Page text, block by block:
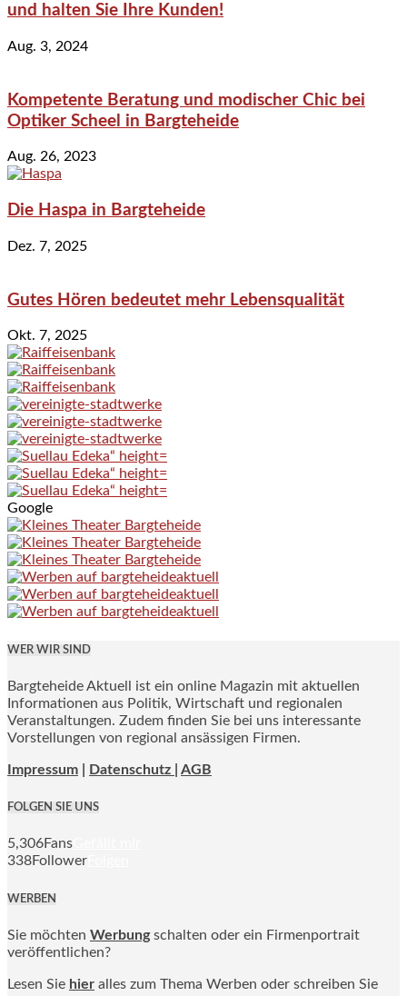
und halten Sie Ihre Kunden!
Aug. 3, 2024
Kompetente Beratung und modischer Chic bei
Optiker Scheel in Bargteheide
Aug. 26, 2023
Die Haspa in Bargteheide
Dez. 7, 2025
Gutes Hören bedeutet mehr Lebensqualität
Okt. 7, 2025
Google
WER WIR SIND
Bargteheide Aktuell ist ein online Magazin mit aktuellen
Informationen aus Politik, Wirtschaft und regionalen
Veranstaltungen. Zudem finden Sie bei uns interessante
Vorstellungen von regional ansässigen Firmen.
Impressum Datenschutz | AGB
FOLGEN SIE UNS
5,306Fans
338Follower
WERBEN
Sie möchten Werbung schalten oder ein Firmenportrait
veröffentlichen?
Lesen Sie hier alles zum Thema Werben oder schreiben Sie